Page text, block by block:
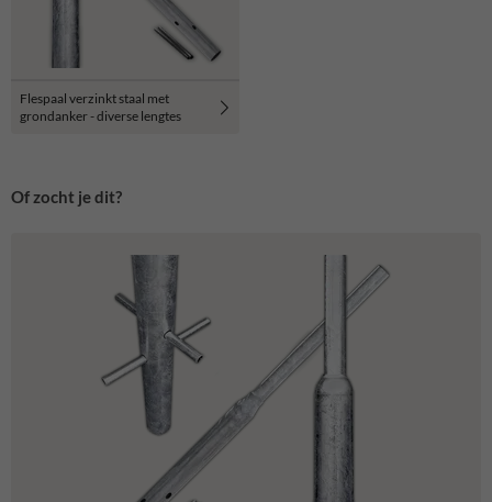
Flespaal verzinkt staal met
grondanker - diverse lengtes
Of zocht je dit?